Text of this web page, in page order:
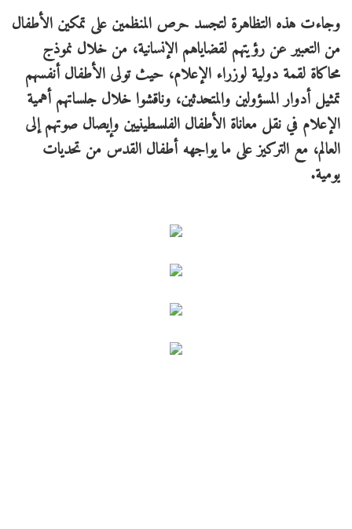
وجاءت هذه التظاهرة لتجسد حرص المنظمين على تمكين الأطفال
من التعبير عن رؤيتهم لقضاياهم الإنسانية، من خلال نموذج
محاكاة لقمة دولية لوزراء الإعلام، حيث تولى الأطفال أنفسهم
تمثيل أدوار المسؤولين والمتحدثين، وناقشوا خلال جلساتهم أهمية
الإعلام في نقل معاناة الأطفال الفلسطينيين وإيصال صوتهم إلى
العالم، مع التركيز على ما يواجهه أطفال القدس من تحديات
يومية.